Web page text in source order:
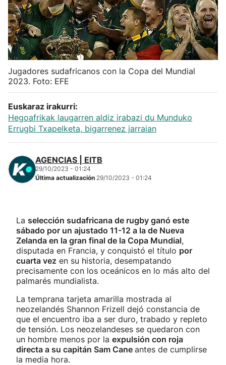
Kirolak 360
Atletismo
Carreras de montaña
Más deportes
"Helmuga"
Jugadores sudafricanos con la Copa del Mundial
2023. Foto: EFE
Euskaraz irakurri:
Hegoafrikak laugarren aldiz irabazi du Munduko
Errugbi Txapelketa, bigarrenez jarraian
AGENCIAS | EITB
29/10/2023 - 01:24
Última actualización 29/10/2023 - 01:24
La selección sudafricana de rugby ganó este
sábado por un ajustado 11-12 a la de Nueva
Zelanda en la gran final de la Copa Mundial,
disputada en Francia, y conquistó el título por
cuarta vez en su historia, desempatando
precisamente con los oceánicos en lo más alto del
palmarés mundialista.
La temprana tarjeta amarilla mostrada al
neozelandés Shannon Frizell dejó constancia de
que el encuentro iba a ser duro, trabado y repleto
de tensión. Los neozelandeses se quedaron con
un hombre menos por la expulsión con roja
directa a su capitán Sam Cane antes de cumplirse
la media hora.